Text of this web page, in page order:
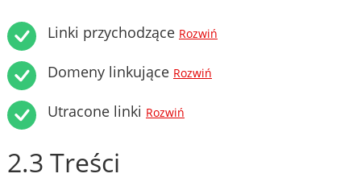
Linki przychodzące Rozwiń
Domeny linkujące Rozwiń
Utracone linki Rozwiń
2.3 Treści